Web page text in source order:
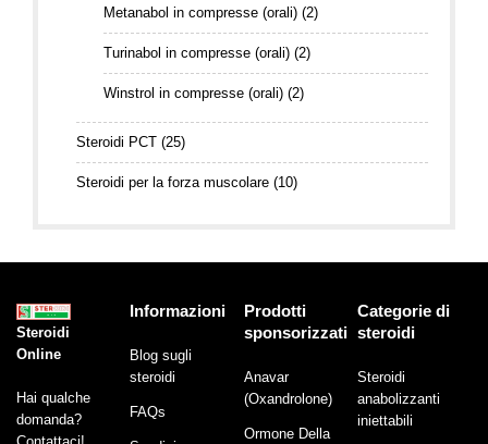
Metanabol in compresse (orali) (2)
Turinabol in compresse (orali) (2)
Winstrol in compresse (orali) (2)
Steroidi PCT (25)
Steroidi per la forza muscolare (10)
Steroidi
Online
Hai qualche
domanda?
Informazioni
Blog sugli
steroidi
FAQs
Prodotti
sponsorizzati
Anavar
(Oxandrolone)
Ormone Della
Categorie di
steroidi
Steroidi
anabolizzanti
iniettabili